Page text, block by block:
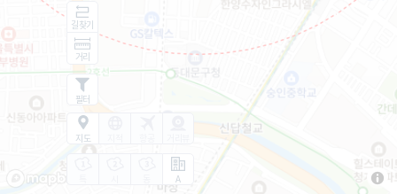
길찾기
거리
필터
지도
A